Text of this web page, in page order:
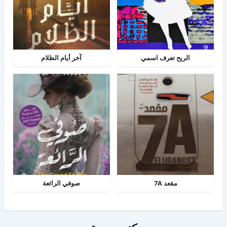
الريح تعرف اسمي آخر أيام الظلام
مقعد 7A صوفي الرائعة